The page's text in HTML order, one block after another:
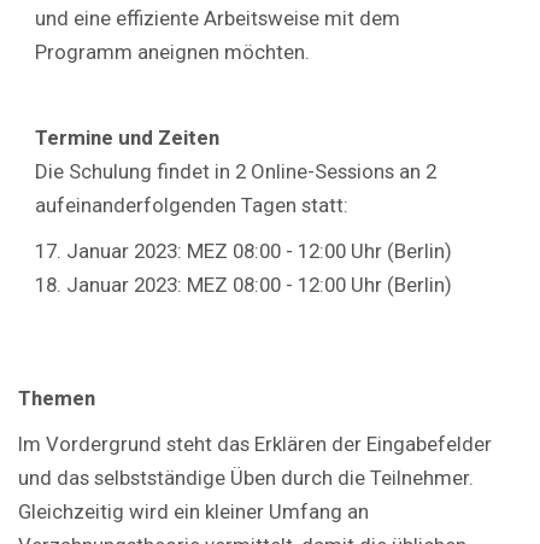
und eine effiziente Arbeitsweise mit dem
Programm aneignen möchten.
Termine und Zeiten
Die Schulung findet in 2 Online-Sessions an 2
aufeinanderfolgenden Tagen statt:
17. Januar 2023: MEZ 08:00 - 12:00 Uhr (Berlin)
18. Januar 2023: MEZ 08:00 - 12:00 Uhr (Berlin)
Themen
Im Vordergrund steht das Erklären der Eingabefelder
und das selbstständige Üben durch die Teilnehmer.
Gleichzeitig wird ein kleiner Umfang an